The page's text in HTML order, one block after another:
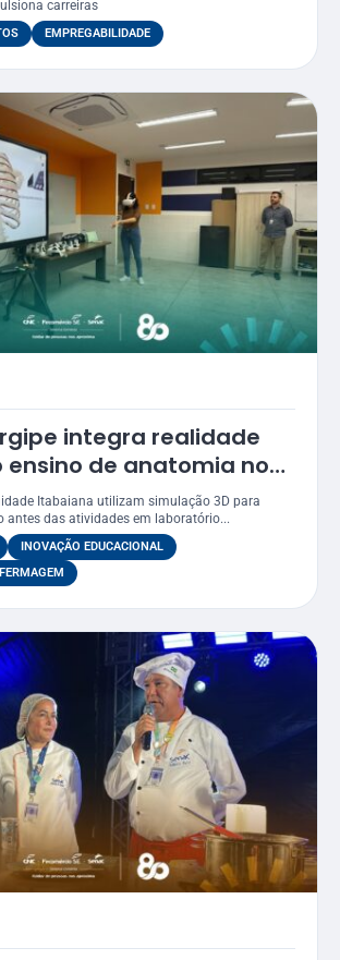
carreiras
EMPREGABILIDADE
integra realidade
ensino de anatomia no
Itabaiana utilizam simulação 3D para
antes das atividades em laboratório...
INOVAÇÃO EDUCACIONAL